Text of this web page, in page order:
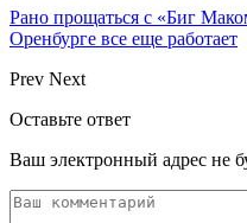
Рано прощаться с «Биг
Оренбурге все еще работает
Prev Next
Оставьте ответ
Ваш электронный адрес не